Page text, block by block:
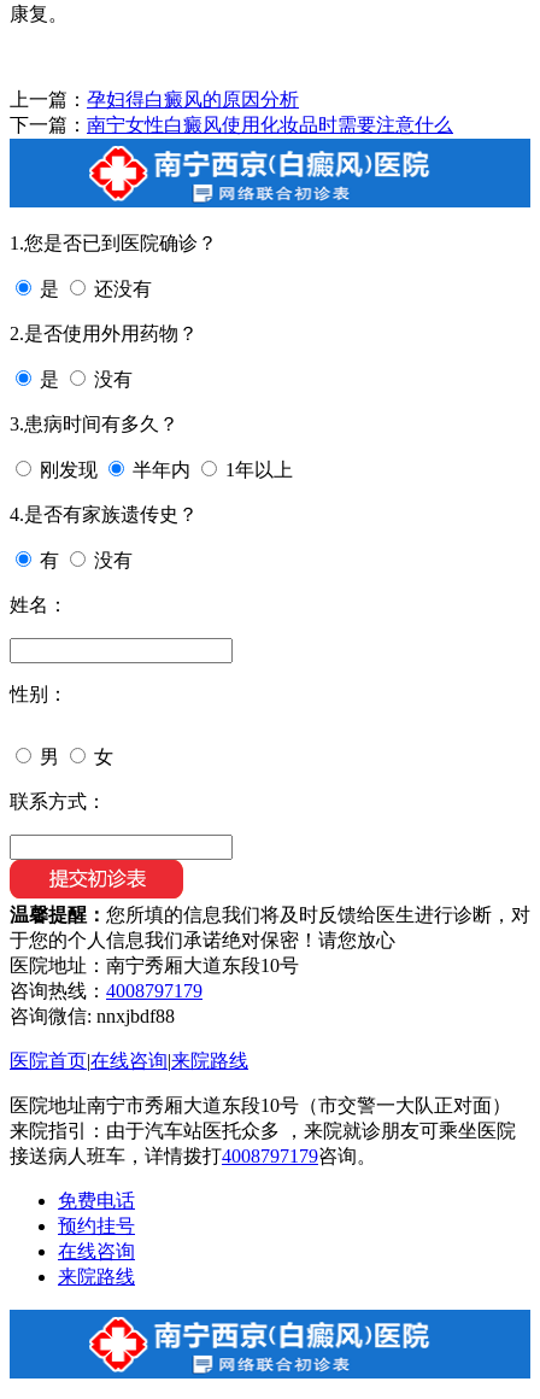
康复。
上一篇： 孕妇得白癜风的原因分析
下一篇： 南宁女性白癜风使用化妆品时需要注意什么
1.您是否已到医院确诊？
是 还没有
2.是否使用外用药物？
是 没有
3.患病时间有多久？
刚发现 半年内 1年以上
4.是否有家族遗传史？
有 没有
姓名：
性别：
男 女
联系方式：
温馨提醒： 您所填的信息我们将及时反馈给医生进行诊断，对
于您的个人信息我们承诺绝对保密！请您放心
医院地址：南宁秀厢大道东段10号
咨询热线： 4008797179
咨询微信: nnxjbdf88
医院首页|在线咨询|来院路线
医院地址南宁市秀厢大道东段10号（市交警一大队正对面）
来院指引：由于汽车站医托众多 ，来院就诊朋友可乘坐医院
接送病人班车，详情拨打4008797179咨询。
免费电话
预约挂号
在线咨询
来院路线